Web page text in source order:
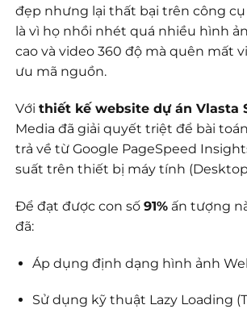
đẹp nhưng lại thất bại trên công
là vì họ nhồi nhét quá nhiều hình
cao và video 360 độ mà quên mất
ưu mã nguồn.
Vớithiết kế website dự án Vlasta
Media đã giải quyết triệt để bài
trả về từ Google PageSpeed
suất trên thiết bị máy tính
Để đạt được con số91% ấn tượng
đã:
Áp dụng định dạng hình ảnh
Sử dụng kỹ thuật Lazy Loading